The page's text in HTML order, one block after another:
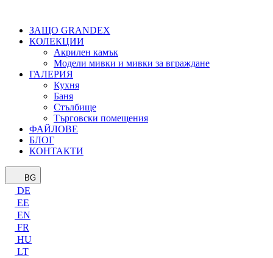
ЗАЩО GRANDEX
КОЛЕКЦИИ
Акрилен камък
Модели мивки и мивки за вграждане
ГАЛЕРИЯ
Кухня
Баня
Стълбище
Търговски помещения
ФАЙЛОВЕ
БЛОГ
КОНТАКТИ
BG
DE
EE
EN
FR
HU
LT